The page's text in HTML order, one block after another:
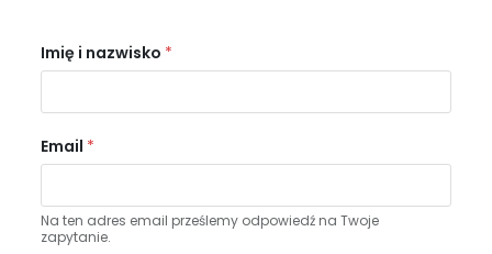
Imię i nazwisko *
Email *
Na ten adres email prześlemy odpowiedź na Twoje
zapytanie.